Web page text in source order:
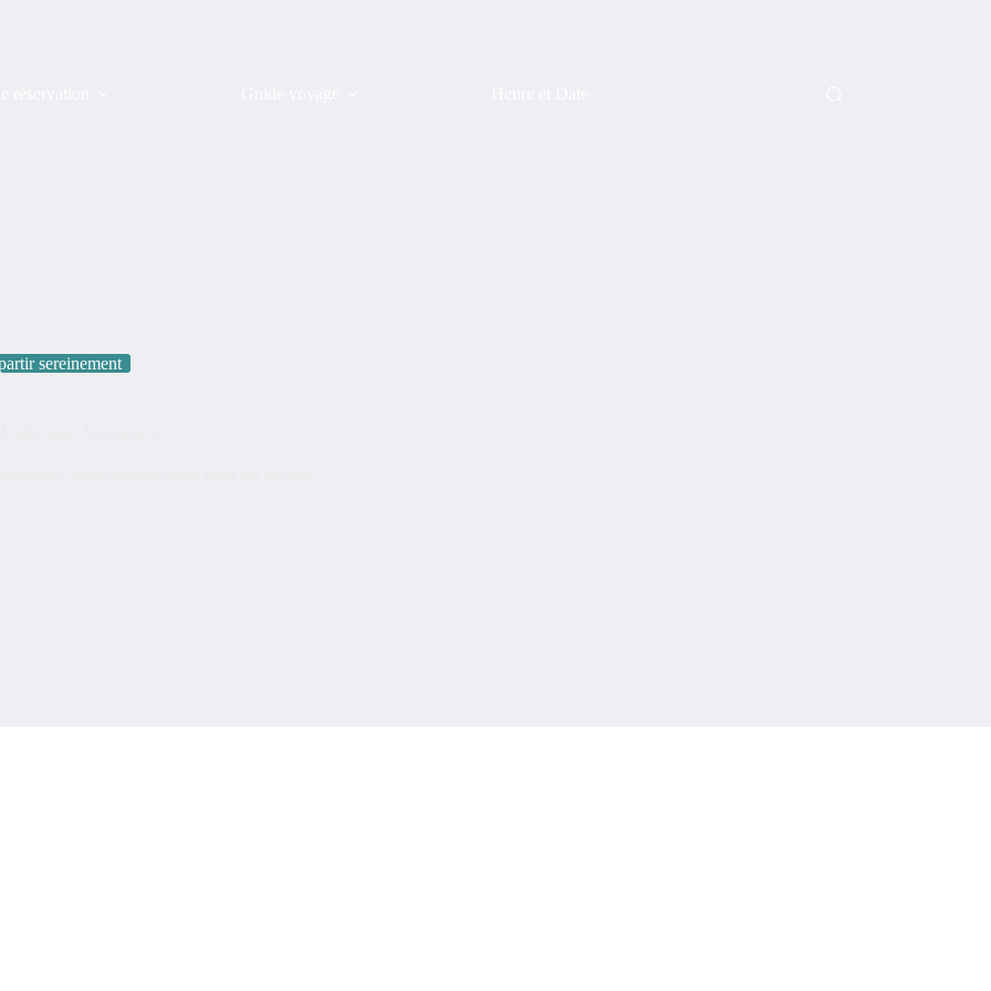
sereinement